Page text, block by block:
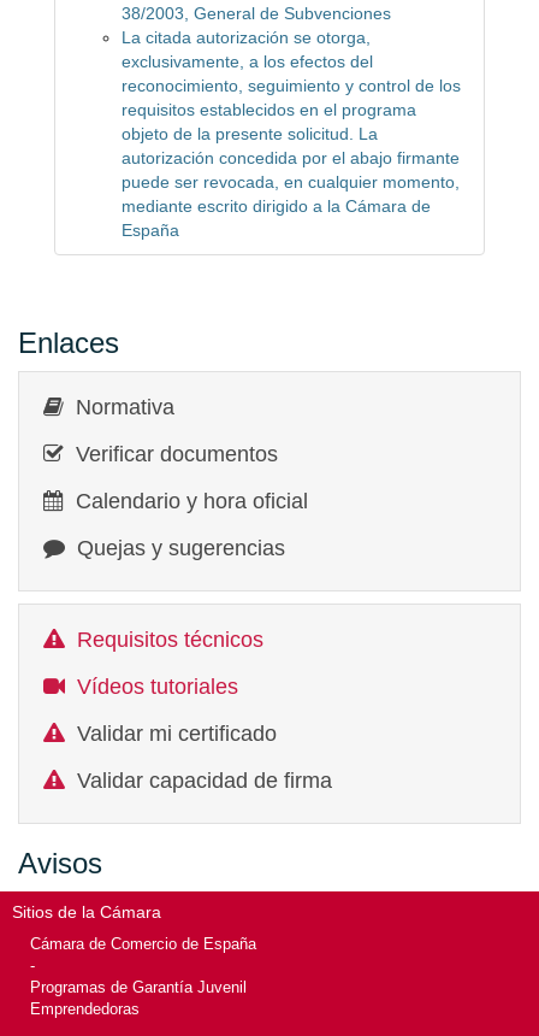
38/2003, General de Subvenciones
La citada autorización se otorga,
exclusivamente, a los efectos del
reconocimiento, seguimiento y control de los
requisitos establecidos en el programa
objeto de la presente solicitud. La
autorización concedida por el abajo firmante
puede ser revocada, en cualquier momento,
mediante escrito dirigido a la Cámara de
España
Enlaces
Normativa
Verificar documentos
Calendario y hora oficial
Quejas y sugerencias
Requisitos técnicos
Vídeos tutoriales
Validar mi certificado
Validar capacidad de firma
Avisos
Sitios de la Cámara
Cámara de Comercio de España
-
Programas de Garantía Juvenil
Emprendedoras